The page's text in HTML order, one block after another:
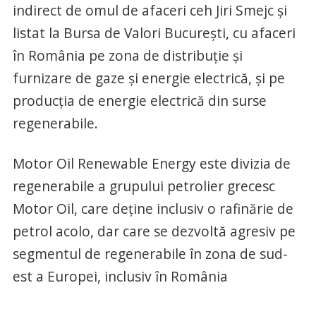
indirect de omul de afaceri ceh Jiri Smejc și
listat la Bursa de Valori București, cu afaceri
în România pe zona de distribuție și
furnizare de gaze și energie electrică, și pe
producția de energie electrică din surse
regenerabile.
Motor Oil Renewable Energy este divizia de
regenerabile a grupului petrolier grecesc
Motor Oil, care deține inclusiv o rafinărie de
petrol acolo, dar care se dezvoltă agresiv pe
segmentul de regenerabile în zona de sud-
est a Europei, inclusiv în România